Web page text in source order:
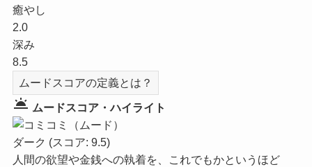
癒やし
2.0
深み
8.5
ムードスコアの定義とは？
wb_twilight ムードスコア・ハイライト
ダーク (スコア: 9.5)
人間の欲望や金銭への執着を、これでもかというほど